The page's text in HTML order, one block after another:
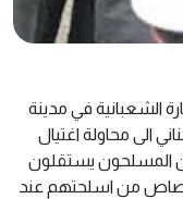
الشعبانية في مدينة
الى محاولة اغتيال
المسلحون يستقلون
الرصاص من اسلحتهم عند